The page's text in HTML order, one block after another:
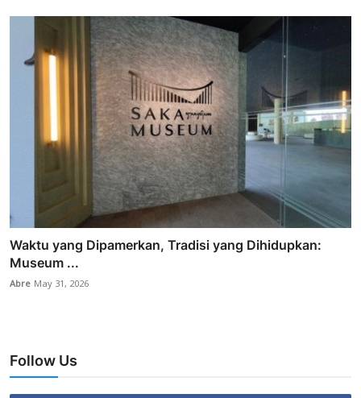
Waktu yang Dipamerkan, Tradisi yang Dihidupkan:
Museum ...
Abre May 31, 2026
Follow Us